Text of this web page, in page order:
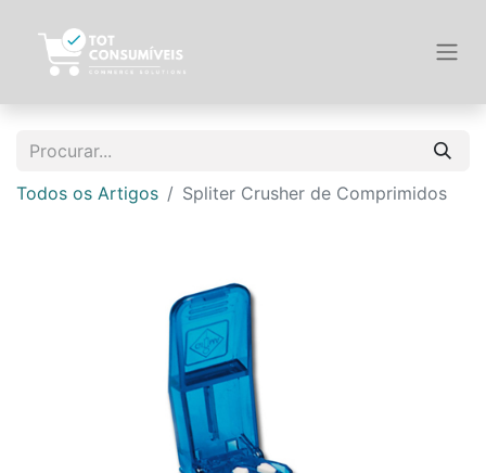
Todos os Artigos Spliter Crusher de Comprimidos